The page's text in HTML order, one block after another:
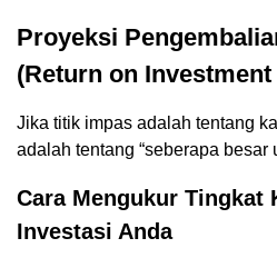
Proyeksi
(Return on Investment
Jika titik impas adalah tentang
adalah tentang “seberapa besar
Cara Mengukur Tingkat
Investasi Anda